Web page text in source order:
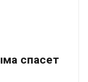
спасет